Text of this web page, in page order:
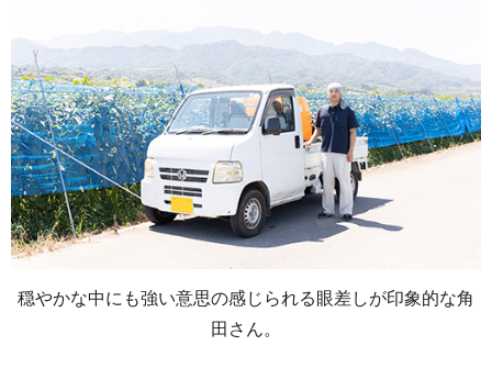
穏やかな中にも強い意思の感じられる眼差しが印象的な角
田さん。